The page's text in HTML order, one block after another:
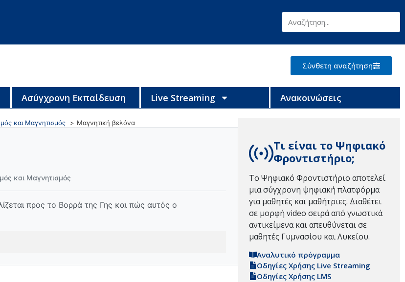
Σύνθετη αναζήτηση
Ασύγχρονη Εκπαίδευση Live Streaming Ανακοινώσεις
και Μαγνητισμός Μαγνητική βελόνα
και Μαγνητισμός
προς το Βορρά της Γης και πώς αυτός ο
Τι είναι το Ψηφιακό
Φροντιστήριο;
Το Ψηφιακό Φροντιστήριο αποτελεί
μια σύγχρονη ψηφιακή πλατφόρμα
για μαθητές και μαθήτριες. Διαθέτει
σε μορφή video σειρά από γνωστικά
αντικείμενα και απευθύνεται σε
μαθητές Γυμνασίου και Λυκείου.
Αναλυτικό πρόγραμμα
Οδηγίες Χρήσης Live Streaming
Οδηγίες Χρήσης LMS